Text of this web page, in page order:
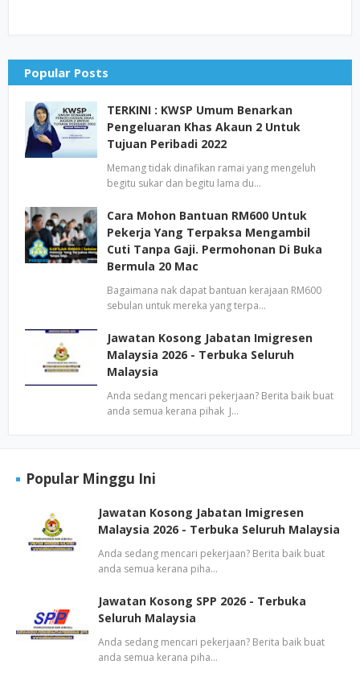
Popular Posts
TERKINI : KWSP Umum Benarkan
Pengeluaran Khas Akaun 2 Untuk
Tujuan Peribadi 2022
Memang tidak dinafikan ramai yang mengeluh
begitu sukar dan begitu lama du…
Cara Mohon Bantuan RM600 Untuk
Pekerja Yang Terpaksa Mengambil
Cuti Tanpa Gaji. Permohonan Di Buka
Bermula 20 Mac
Bagaimana nak dapat bantuan kerajaan RM600
sebulan untuk mereka yang terpa…
Jawatan Kosong Jabatan Imigresen
Malaysia 2026 - Terbuka Seluruh
Malaysia
Anda sedang mencari pekerjaan? Berita baik buat
anda semua kerana pihak J…
Popular Minggu Ini
Jawatan Kosong Jabatan Imigresen
Malaysia 2026 - Terbuka Seluruh Malaysia
Anda sedang mencari pekerjaan? Berita baik buat
anda semua kerana piha…
Jawatan Kosong SPP 2026 - Terbuka
Seluruh Malaysia
Anda sedang mencari pekerjaan? Berita baik buat
anda semua kerana piha…